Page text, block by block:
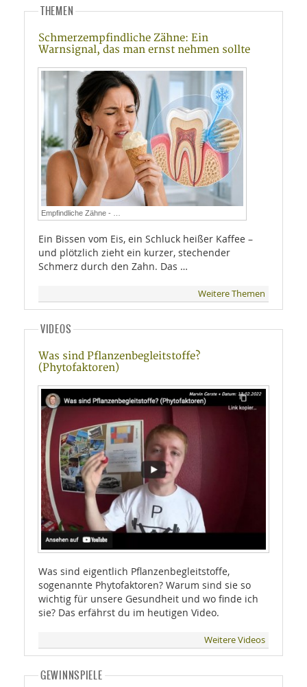
THEMEN
Schmerzempfindliche Zähne: Ein
Warnsignal, das man ernst nehmen sollte
Empfindliche Zähne - …
Ein Bissen vom Eis, ein Schluck heißer Kaffee –
und plötzlich zieht ein kurzer, stechender
Schmerz durch den Zahn. Das …
Weitere Themen
VIDEOS
Was sind Pflanzenbegleitstoffe?
(Phytofaktoren)
Was sind eigentlich Pflanzenbegleitstoffe,
sogenannte Phytofaktoren? Warum sind sie so
wichtig für unsere Gesundheit und wo finde ich
sie? Das erfährst du im heutigen Video.
Weitere Videos
GEWINNSPIELE